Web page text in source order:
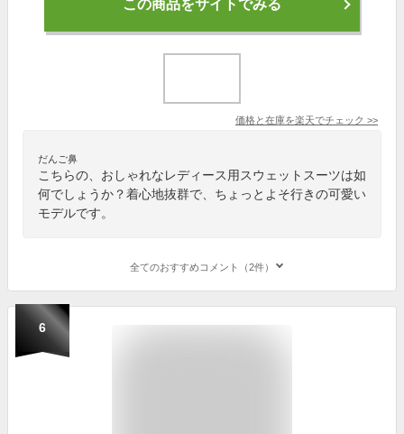
この商品をサイトでみる
価格と在庫を楽天でチェック >>
だんご鼻
こちらの、おしゃれなレディース用スウェットスーツは如
何でしょうか？着心地抜群で、ちょっとよそ行きの可愛い
モデルです。
全てのおすすめコメント（2件）
6